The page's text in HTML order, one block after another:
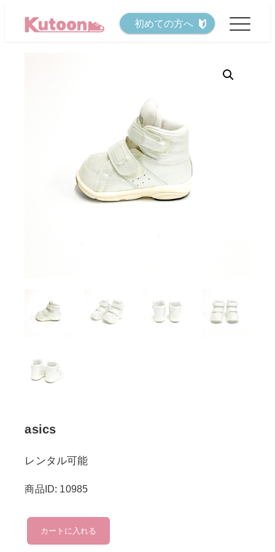
初めての方へ
asics
レンタル可能
商品ID: 10985
asics
個
カートに入れる